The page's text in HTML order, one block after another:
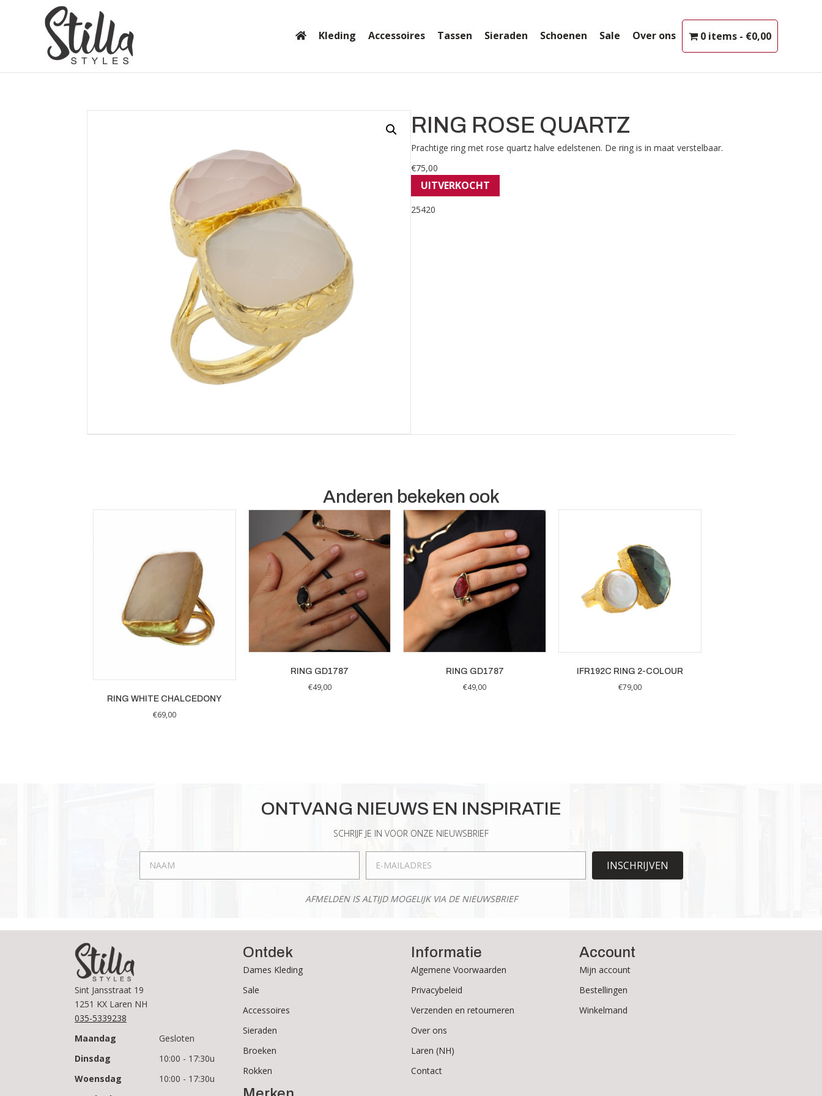
Kleding Accessoires Tassen Sieraden Schoenen Sale Over ons 0 items €0,00
RING ROSE QUARTZ
Prachtige ring met rose quartz halve edelstenen. De ring is in maat verstelbaar.
€75,00
UITVERKOCHT
25420
Anderen bekeken ook
RING WHITE CHALCEDONY
€69,00
RING GD1787
€49,00
RING GD1787
€49,00
IFR192C RING 2-COLOUR
€79,00
ONTVANG NIEUWS EN INSPIRATIE
SCHRIJF JE IN VOOR ONZE NIEUWSBRIEF
INSCHRIJVEN
AFMELDEN IS ALTIJD MOGELIJK VIA DE NIEUWSBRIEF
Sint Jansstraat 19
1251 KX Laren NH
035-5339238
Maandag
Gesloten
Dinsdag
10:00 - 17:30u
Woensdag
10:00 - 17:30u
Ontdek
Dames Kleding
Sale
Accessoires
Sieraden
Broeken
Rokken
Informatie
Algemene Voorwaarden
Privacybeleid
Verzenden en retourneren
Over ons
Laren (NH)
Contact
Account
Mijn account
Bestellingen
Winkelmand